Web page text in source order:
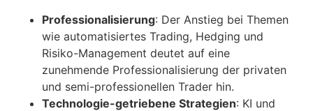
Professionalisierung: Der Anstieg bei Themen
wie automatisiertes Trading, Hedging und
Risiko-Management deutet auf eine
zunehmende Professionalisierung der privaten
und semi-professionellen Trader hin.
Technologie-getriebene Strategien: KI und